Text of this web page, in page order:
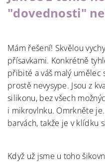
"dovednosti" ne
Mám řešení! Skvělou
přísavkami. Konkrétně
přibité a váš malý umělec
prostě nevysype. Jsou z
silikonu, bez všech
i mikrovlnku. Omrkněte
barvách, takže je v klídku
Když už jsme u toho